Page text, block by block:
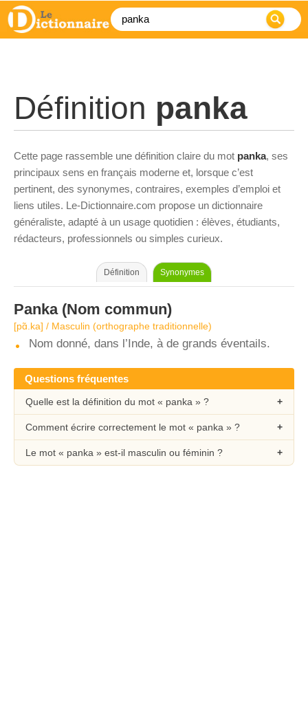
Définition panka
Cette page rassemble une définition claire du mot panka, ses
principaux sens en français moderne et, lorsque c’est
pertinent, des synonymes, contraires, exemples d’emploi et
liens utiles. Le-Dictionnaire.com propose un dictionnaire
généraliste, adapté à un usage quotidien : élèves, étudiants,
rédacteurs, professionnels ou simples curieux.
Définition Synonymes
Panka(Nom commun)
[pɑ̃.ka] / Masculin (orthographe traditionnelle)
Nom donné, dans l’Inde, à de grands éventails.
Questions fréquentes
Quelle est la définition du mot « panka » ?
Comment écrire correctement le mot « panka » ?
Le mot « panka » est-il masculin ou féminin ?